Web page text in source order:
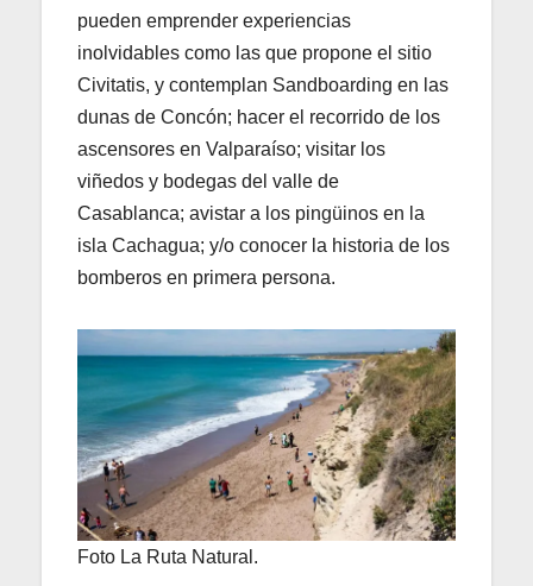
pueden emprender experiencias
inolvidables como las que propone el sitio
Civitatis, y contemplan Sandboarding en las
dunas de Concón; hacer el recorrido de los
ascensores en Valparaíso; visitar los
viñedos y bodegas del valle de
Casablanca; avistar a los pingüinos en la
isla Cachagua; y/o conocer la historia de los
bomberos en primera persona.
Foto La Ruta Natural.